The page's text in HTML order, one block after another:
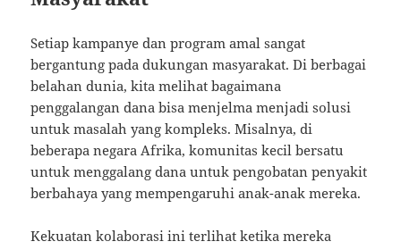
Setiap kampanye dan program amal sangat
bergantung pada dukungan masyarakat. Di berbagai
belahan dunia, kita melihat bagaimana
penggalangan dana bisa menjelma menjadi solusi
untuk masalah yang kompleks. Misalnya, di
beberapa negara Afrika, komunitas kecil bersatu
untuk menggalang dana untuk pengobatan penyakit
berbahaya yang mempengaruhi anak-anak mereka.
Kekuatan kolaborasi ini terlihat ketika mereka